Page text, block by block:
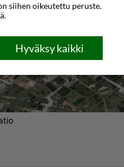
siihen oikeutettu peruste.
Hyväksy kaikki